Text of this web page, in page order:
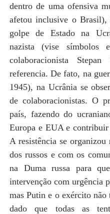
dentro de uma ofensiva
afetou inclusive o Brasil),
golpe de Estado na
nazista (vise símbolos
colaboracionista
referencia. De fato, na
1945), na Ucrânia se
de colaboracionistas. O
país, fazendo do
Europa e EUA e contribuir
A resistência se organizou
dos russos e com os
na Duma russa para
intervenção com urgência
mas Putin e o exército não
dado que todas as